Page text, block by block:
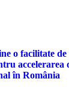
o facilitate
accelerarea
în România